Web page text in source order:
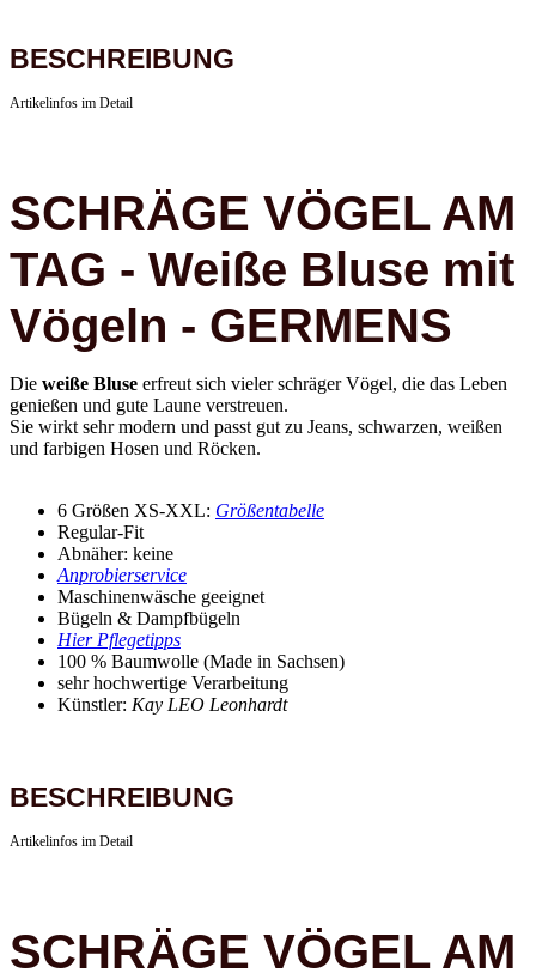
BESCHREIBUNG
Artikelinfos im Detail
SCHRÄGE VÖGEL AM
TAG - Weiße Bluse mit
Vögeln - GERMENS
Die weiße Bluse erfreut sich vieler schräger Vögel, die das Leben
genießen und gute Laune verstreuen.
Sie wirkt sehr modern und passt gut zu Jeans, schwarzen, weißen
und farbigen Hosen und Röcken.
6 Größen XS-XXL: Größentabelle
Regular-Fit
Abnäher: keine
Anprobierservice
Maschinenwäsche geeignet
Bügeln & Dampfbügeln
Hier Pflegetipps
100 % Baumwolle (Made in Sachsen)
sehr hochwertige Verarbeitung
Künstler: Kay LEO Leonhardt
BESCHREIBUNG
Artikelinfos im Detail
SCHRÄGE VÖGEL AM